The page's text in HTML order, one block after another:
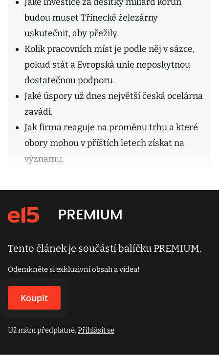
budou muset Třinecké železárny
uskutečnit, aby přežily.
Kolik pracovních míst je podle něj v sázce,
pokud stát a Evropská unie neposkytnou
dostatečnou podporu.
Jaké úspory už dnes největší česká ocelárna
zavádí.
Jak firma reaguje na proměnu trhu a které
obory mohou v příštích letech získat na
významu.
Tento článek je součástí balíčku PREMIUM.
Odemkněte si exkluzivní obsah a videa!
Koupit
Už mám předplatné.Přihlásit se